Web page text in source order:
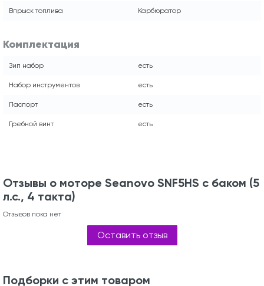
Впрыск топлива Карбюратор
Комплектация
Зип набор есть
Набор инструментов есть
Паспорт есть
Гребной винт есть
Отзывы о моторе Seanovo SNF5HS с баком (5
л.с., 4 такта)
Отзывов пока нет
Оставить отзыв
Подборки с этим товаром